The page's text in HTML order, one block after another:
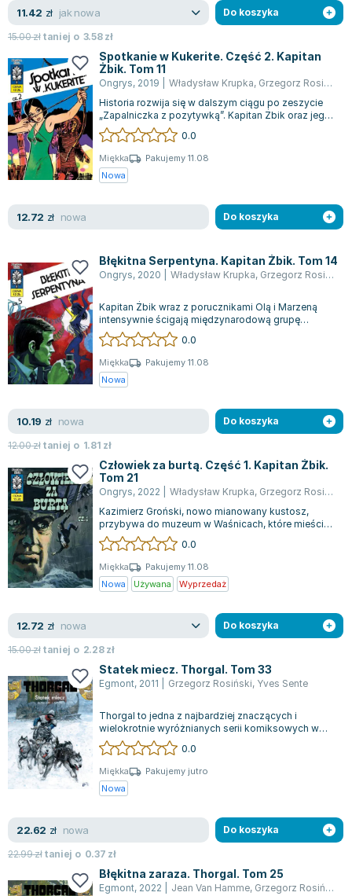
11.42 zł jak nowa
15.00złtaniej o 3.58zł
Do koszyka
Spotkanie w Kukerite. Część 2. Kapitan
Żbik. Tom 11
Ongrys, 2019 Władysław Krupka, Grzegorz Rosiński
Historia rozwija się w dalszym ciągu po zeszycie
„Zapalniczka z pozytywką”. Kapitan Żbik oraz jego
zespół dochodzeniowy zajmują si...
0.0
Miękka
Pakujemy 11.08
Nowa
12.72 zł nowa Do koszyka
Błękitna Serpentyna. Kapitan Żbik. Tom 14
Ongrys, 2020 Władysław Krupka, Grzegorz Rosiński
Kapitan Żbik wraz z porucznikami Olą i Marzeną
intensywnie ścigają międzynarodową grupę
przemytników, która działa na terenie NRD,...
0.0
Miękka
Pakujemy 11.08
Nowa
10.19 zł nowa
12.00złtaniej o 1.81 zł
Do koszyka
Człowiek za burtą. Część 1. Kapitan Żbik.
Tom 21
Ongrys, 2022 Władysław Krupka, Grzegorz Rosiński
Kazimierz Groński, nowo mianowany kustosz,
przybywa do muzeum w Waśnicach, które mieści
się w średniowiecznym zamku. Jego poprzedn...
0.0
Miękka
Pakujemy 11.08
Nowa
Używana Wyprzedaż
12.72 zł nowa
15.00złtaniej o 2.28zł
Do koszyka
Statek miecz. Thorgal. Tom 33
Egmont, 2011 Grzegorz Rosiński, Yves Sente
Thorgal to jedna z najbardziej znaczących i
wielokrotnie wyróżnianych serii komiksowych w
Europie. Główny bohater tej sagi wyróżni...
0.0
Miękka
Pakujemy jutro
Nowa
22.62 zł nowa
22.99złtaniej o 0.37 zł
Do koszyka
Błękitna zaraza. Thorgal. Tom 25
Egmont, 2022 Jean Van Hamme, Grzegorz Rosiński